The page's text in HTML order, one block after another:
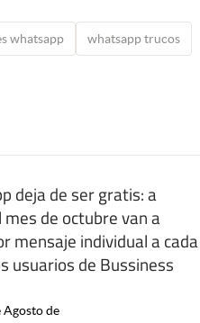
whatsapp whatsapp trucos
deja de ser gratis: a
de octubre van a
mensaje individual a cada
usuarios de Bussiness
Agosto de